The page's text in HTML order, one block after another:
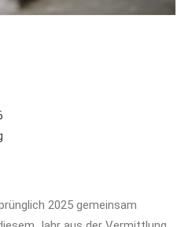
2025 gemeinsam